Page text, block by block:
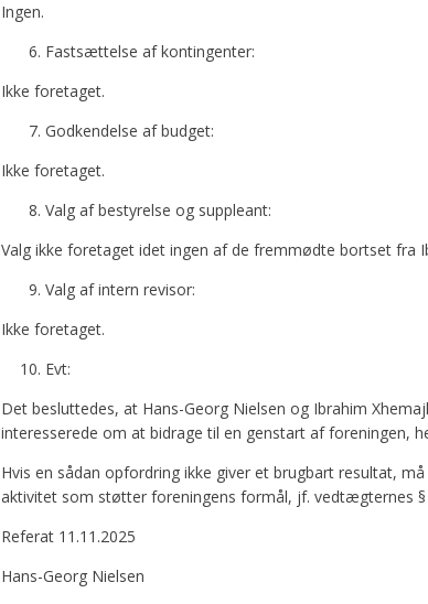
Ingen.
Fastsættelse af kontingenter:
Ikke foretaget.
Godkendelse af budget:
Ikke foretaget.
Valg af bestyrelse og suppleant:
Valg ikke foretaget idet ingen af de fremmødte bortset fra
Valg af intern revisor:
Ikke foretaget.
Evt:
Det besluttedes, at Hans-Georg Nielsen og Ibrahim
interesserede om at bidrage til en genstart af foreningen,
Hvis en sådan opfordring ikke giver et brugbart resultat,
aktivitet som støtter foreningens formål, jf. vedtægternes §
Referat 11.11.2025
Hans-Georg Nielsen